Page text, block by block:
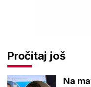
Pročitaj još
Na